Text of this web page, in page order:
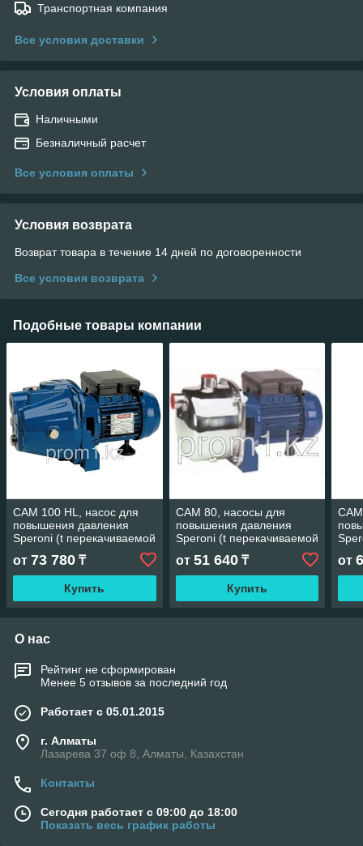
Транспортная компания
Все условия доставки
Условия оплаты
Наличными
Безналичный расчет
Все условия оплаты
Условия возврата
Возврат товара в течение 14 дней по договоренности
Все условия возврата
Подобные товары компании
CAM 100 HL, насос для
повышения давления
Speroni (t перекачиваемой
среды до +35⁰)
от 73 780 ₸
Купить
CAM 80, насосы для
повышения давления
Speroni (t перекачиваемой
среды до +35⁰)
от 51 640₸
Купить
от
О нас
Рейтинг не сформирован
Менее 5 отзывов за последний год
Работает с 05.01.2015
г. Алматы
Лазарева 37 оф 8, Алматы, Казахстан
Контакты
Сегодня работает с 09:00 до 18:00
Показать весь график работы